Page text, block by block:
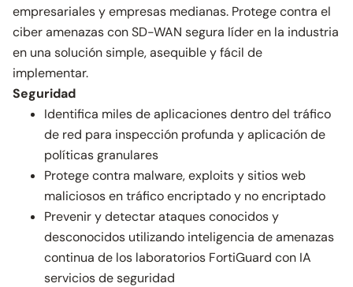
empresariales y empresas medianas. Protege contra el
ciber amenazas con SD-WAN segura líder en la industria
en una solución simple, asequible y fácil de
implementar.
Seguridad
Identifica miles de aplicaciones dentro del tráfico
de red para inspección profunda y aplicación de
políticas granulares
Protege contra malware, exploits y sitios web
maliciosos en tráfico encriptado y no encriptado
Prevenir y detectar ataques conocidos y
desconocidos utilizando inteligencia de amenazas
continua de los laboratorios FortiGuard con IA
servicios de seguridad